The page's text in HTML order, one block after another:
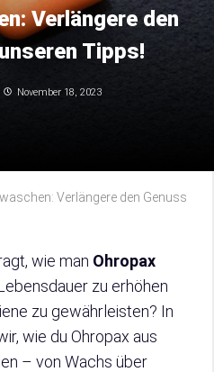
Verlängere den
Tipps!
November 18, 2023
Verlängere den Genuss
wie man Ohropax
zu erhöhen
zu gewährleisten? In
wie du Ohropax aus
– von Wachs über